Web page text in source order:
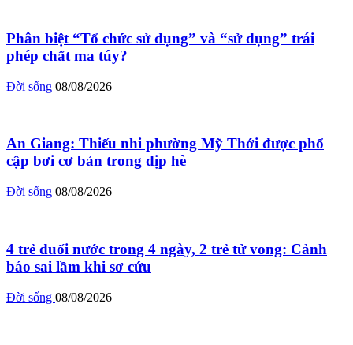
Phân biệt “Tổ chức sử dụng” và “sử dụng” trái
phép chất ma túy?
Đời sống 08/08/2026
An Giang: Thiếu nhi phường Mỹ Thới được phổ
cập bơi cơ bản trong dịp hè
Đời sống 08/08/2026
4 trẻ đuối nước trong 4 ngày, 2 trẻ tử vong: Cảnh
báo sai lầm khi sơ cứu
Đời sống 08/08/2026